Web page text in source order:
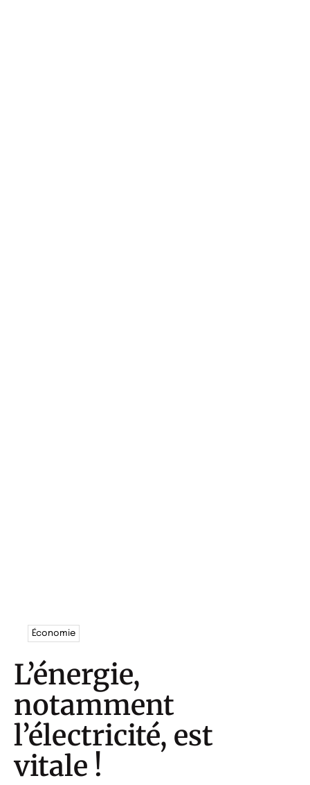
Économie
L’énergie,
notamment
l’électricité, est
vitale !